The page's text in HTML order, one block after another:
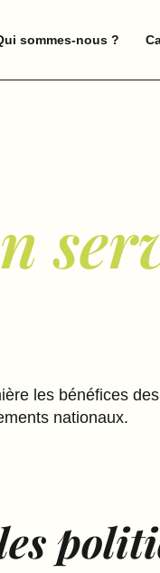
sommes-nous ?
les bénéfices
nationaux.